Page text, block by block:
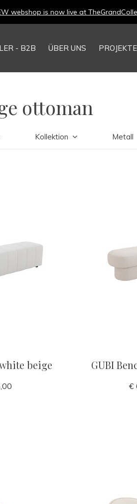
- B2B ÜBER UNS PROJEKTE
webshop is now live at
ottoman
Kollektion Metall
beige GUBI
€